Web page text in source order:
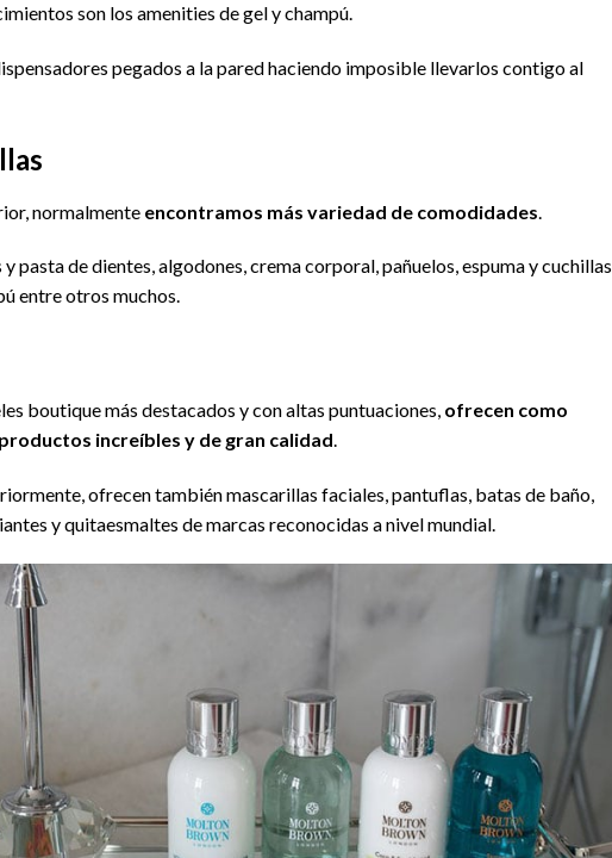
son los amenities de gel y champú.
pegados a la pared haciendo imposible llevarlos contigo al
normalmente encontramos más variedad de comodidades
pasta de dientes, algodones, crema corporal, pañuelos, espuma y cuchillas
entre otros muchos.
boutique más destacados y con altas puntuaciones, ofrecen como
increíbles y de gran calidad.
ofrecen también mascarillas faciales, pantuflas, batas de baño,
y quitaesmaltes de marcas reconocidas a nivel mundial.